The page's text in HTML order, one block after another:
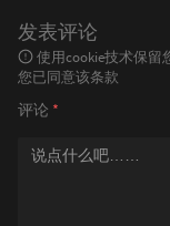
发表评论
使用cookie技术保
您已同意该条款
评论 *